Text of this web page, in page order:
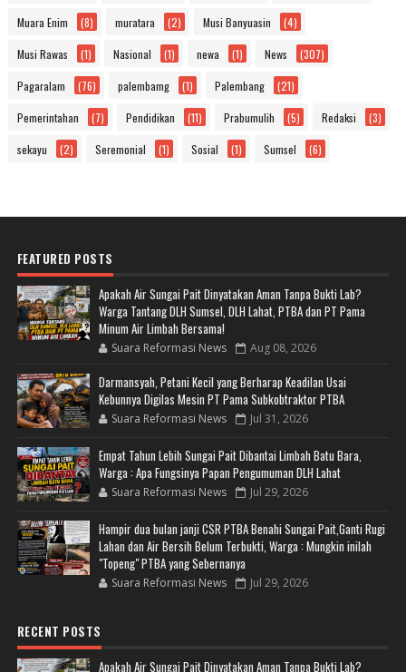
Muara Enim (8) muratara (2) Musi Banyuasin (4)
Musi Rawas (1) Nasional (1) newa (1) News (307)
Pagaralam (76) palembamg (1) Palembang (21)
Pemerintahan (7) Pendidikan (11) Prabumulih (5) Redaksi (3)
sekayu (2) Seremonial (1) Sosial (1) Sumsel (6)
FEATURED POSTS
Apakah Air Sungai Pait Dinyatakan Aman Tanpa Bukti Lab?
Warga Tantang DLH Sumsel, DLH Lahat, PTBA dan PT Pama
Minum Air Limbah Bersama!
Suara Reformasi News Aug 08, 2026
Darmansyah, Petani Kecil yang Berharap Keadilan Usai
Kebunnya Digilas Mesin PT Pama Subkobtraktor PTBA
Suara Reformasi News Jul 31, 2026
Empat Tahun Lebih Sungai Pait Dibantai Limbah Batu Bara,
Warga : Apa Fungsinya Papan Pengumuman DLH Lahat
Suara Reformasi News Jul 29, 2026
Hampir dua bulan janji CSR PTBA Benahi Sungai Pait,Ganti Rugi
Lahan dan Air Bersih Belum Terbukti, Warga : Mungkin inilah
"Topeng" PTBA yang Sebernanya
Suara Reformasi News Jul 29, 2026
RECENT POSTS
Apakah Air Sungai Pait Dinyatakan Aman Tanpa Bukti Lab?